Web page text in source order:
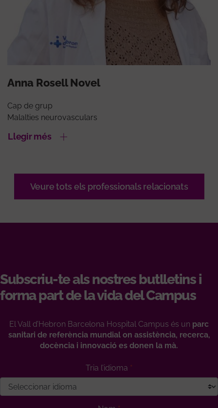
Anna Rosell Novel
Cap de grup
Malalties neurovasculars
Llegir més
Veure tots els professionals relacionats
Subscriu-te als nostres butlletins i
forma part de la vida del Campus
El Vall d’Hebron Barcelona Hospital Campus és un parc
sanitari de referència mundial on assistència, recerca,
docència i innovació es donen la mà.
Tria l’idioma